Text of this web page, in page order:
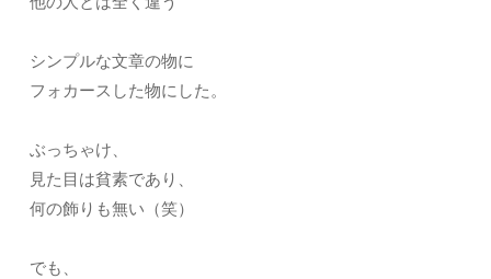
シンプルな文章の物に
フォカースした物にした。
ぶっちゃけ、
見た目は貧素であり、
何の飾りも無い（笑）
でも、